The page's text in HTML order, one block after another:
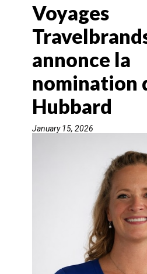
FORFAIT VACANCES
CROISIÈRES
HOTELS & RESORTS
DESTINATIONS
FORMATION & RESSOURCES
Voyages
annonce la
nomination
Hubbard
January 15, 2026